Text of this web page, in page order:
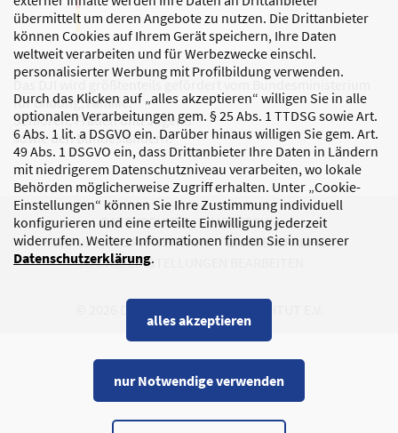
übermittelt um deren Angebote zu nutzen. Die Drittanbieter
können Cookies auf Ihrem Gerät speichern, Ihre Daten
weltweit verarbeiten und für Werbezwecke einschl.
personalisierter Werbung mit Profilbildung verwenden.
Durch das Klicken auf „alles akzeptieren“ willigen Sie in alle
optionalen Verarbeitungen gem. § 25 Abs. 1 TTDSG sowie Art.
6 Abs. 1 lit. a DSGVO ein. Darüber hinaus willigen Sie gem. Art.
49 Abs. 1 DSGVO ein, dass Drittanbieter Ihre Daten in Ländern
mit niedrigerem Datenschutzniveau verarbeiten, wo lokale
Behörden möglicherweise Zugriff erhalten. Unter „Cookie-
Einstellungen“ können Sie Ihre Zustimmung individuell
konfigurieren und eine erteilte Einwilligung jederzeit
widerrufen. Weitere Informationen finden Sie in unserer
Datenschutzerklärung.
alles akzeptieren
nur Notwendige verwenden
Das DJI wird größtenteils gefördert vom Bundesministerium
für Bildung, Familie,
Senioren, Frauen und Jugend
sowie den Bundesländern.
DATENSCHUTZ
IMPRESSUM
KORRUPTIONSPRÄVENTION
BARRIEREFREIHEIT
COOKIE-EINSTELLUNGEN BEARBEITEN